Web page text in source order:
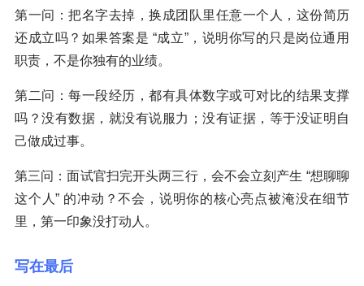
第一问：把名字去掉，换成团队里任意一个人，这份简历
还成立吗？如果答案是 “成立”，说明你写的只是岗位通用
职责，不是你独有的业绩。
第二问：每一段经历，都有具体数字或可对比的结果支撑
吗？没有数据，就没有说服力；没有证据，等于没证明自
己做成过事。
第三问：面试官扫完开头两三行，会不会立刻产生 “想聊聊
这个人” 的冲动？不会，说明你的核心亮点被淹没在细节
里，第一印象没打动人。
写在最后